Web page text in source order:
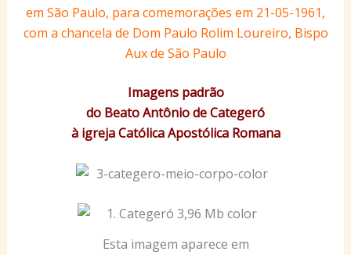
em São Paulo, para comemorações em 21-05-1961,
com a chancela de Dom Paulo Rolim Loureiro, Bispo
Aux de São Paulo
Imagens padrão
do Beato Antônio de Categeró
à igreja Católica Apostólica Romana
Esta imagem aparece em